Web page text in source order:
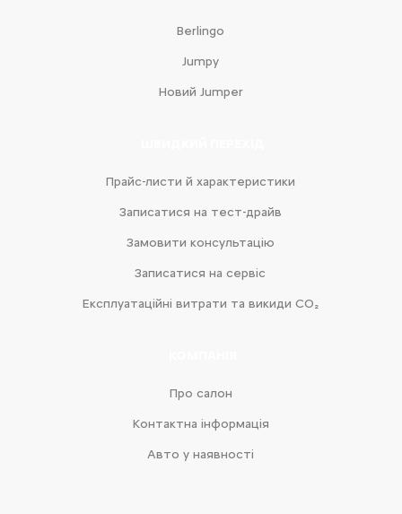
Berlingo
Jumpy
Новий Jumper
Прайс-листи й характеристики
Записатися на тест-драйв
Замовити консультацію
Записатися на сервіс
Експлуатаційні витрати та викиди CO₂
Про салон
Контактна інформація
Авто у наявності